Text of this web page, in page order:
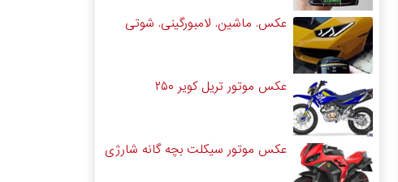
عکس. ماشین. لامبورگینی. شوتی
عکس موتور تریل کویر ۲۵۰
عکس موتور سیکلت بچه گانه شارژی